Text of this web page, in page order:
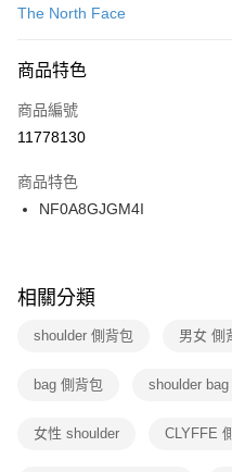
便利好安心！
３．安心：先確認商品／服務後，再
【「AFTEE先享後付」結帳流程】
１．於結帳方式選擇「AFTEE先享
２．訂單成立數日內，您將收到繳費
３．收到繳費通知簡訊後14天內，
ATM／網路銀行／等多元方式進行
※ 交易是否成功請以「AFTEE先享
是否繳費成功／繳費後需取消欲退
客戶支援中心」https://
１．透過由恩沛科技股份有限公司
權轉讓予恩沛科技股份有限公司。
運送方式
每筆NT$100，滿NT$1,500(含
宅配
每筆NT$100，滿NT$1,500(含
付款後門市自取
每筆NT$100，滿NT$1,500(含
The North Face
商品特色
商品編號
11778130
商品特色
NF0A8GJGM4I
相關分類
shoulder 側背包 男女 側
bag 側背包 shoulder bag
女性 shoulder CLYFFE